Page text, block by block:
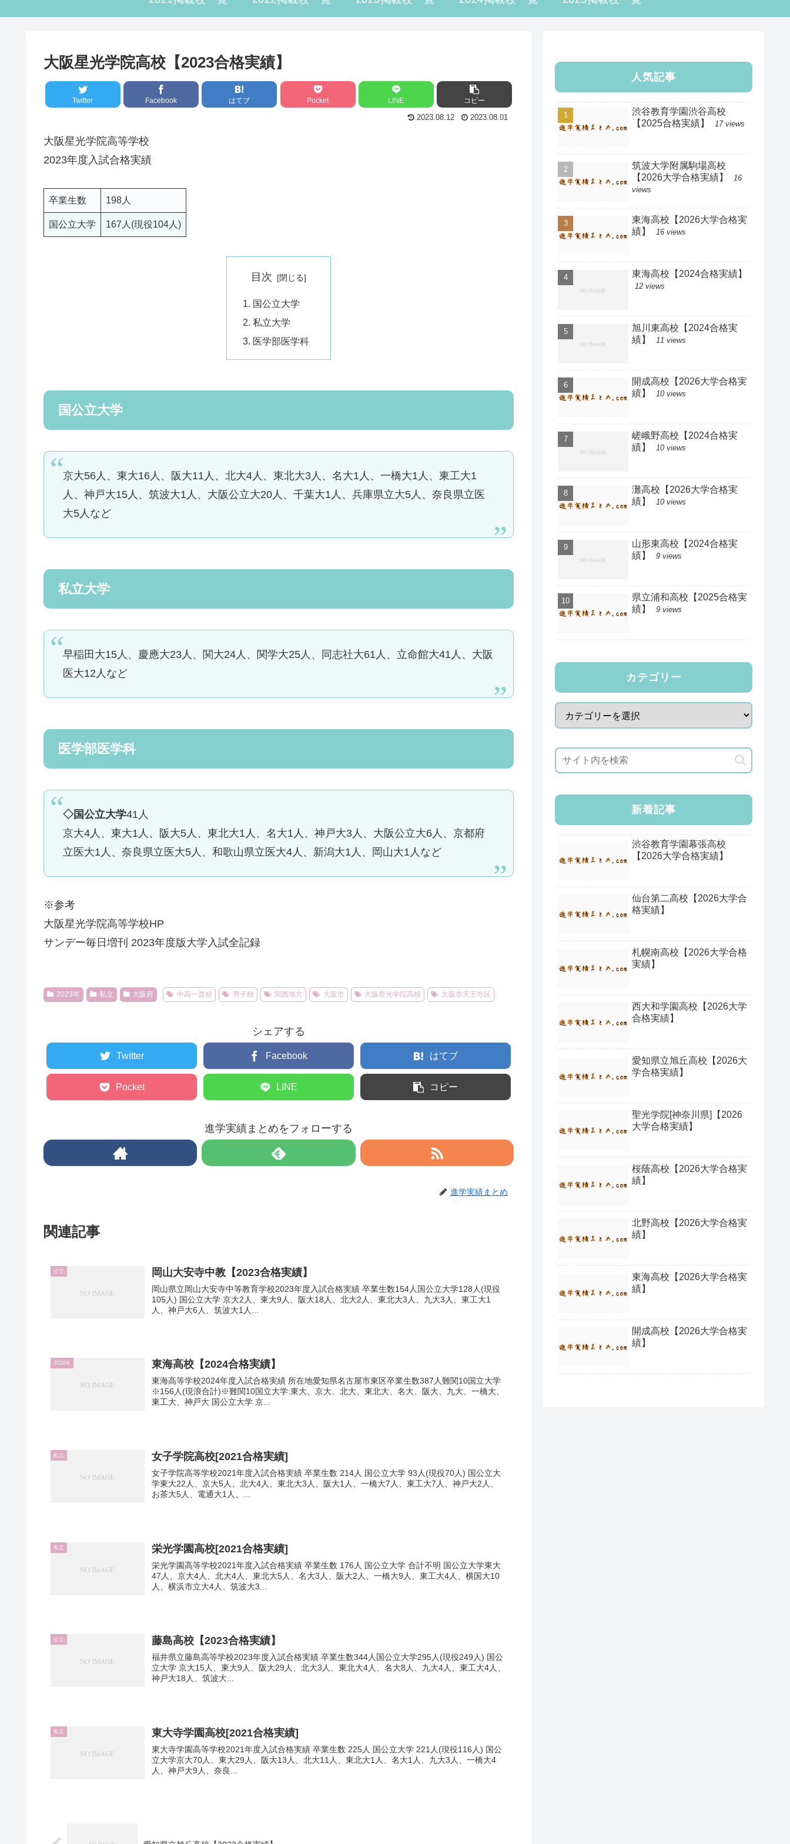
大阪星光学院高校【2023合格実績】
Twitter Facebook はてブ Pocket LINE コピー
2023.08.12 2023.08.01
大阪星光学院高等学校
2023年度入試合格実績
卒業生数 198人
国公立大学 167人(現役104人)
目次
国公立大学
私立大学
医学部医学科
国公立大学
京大56人、東大16人、阪大11人、北大4人、東北大3人、名大1人、一橋大1人、東工大1
人、神戸大15人、筑波大1人、大阪公立大20人、千葉大1人、兵庫県立大5人、奈良県立医
大5人など
私立大学
早稲田大15人、慶應大23人、関大24人、関学大25人、同志社大61人、立命館大41人、大阪
医大12人など
医学部医学科
◇国公立大学41人
京大4人、東大1人、阪大5人、東北大1人、名大1人、神戸大3人、大阪公立大6人、京都府
立医大1人、奈良県立医大5人、和歌山県立医大4人、新潟大1人、岡山大1人など
※参考
大阪星光学院高等学校HP
サンデー毎日増刊 2023年度版大学入試全記録
2023年 私立 大阪府 中高一貫校 男子校 関西地方 大阪市 大阪星光学院高校 大阪市天王寺区
シェアする
Twitter Facebook はてブ
Pocket LINE コピー
進学実績まとめをフォローする
進学実績まとめ
関連記事
公立 岡山大安寺中教【2023合格実績】
岡山県立岡山大安寺中等教育学校2023年度入試合格実績 卒業生数154人国公立大学128人(現役
105人) 国公立大学 京大2人、東大9人、阪大18人、北大2人、東北大3人、九大3人、東工大1
人、神戸大6人、筑波大1人...
2024年 東海高校【2024合格実績】
東海高等学校2024年度入試合格実績 所在地愛知県名古屋市東区卒業生数387人難関10国立大学
※156人(現浪合計)※難関10国立大学:東大、京大、北大、東北大、名大、阪大、九大、一橋大、
東工大、神戸大 国公立大学 京...
私立 女子学院高校[2021合格実績]
女子学院高等学校2021年度入試合格実績 卒業生数 214人 国公立大学 93人(現役70人) 国公立大
学東大22人、京大5人、北大4人、東北大3人、阪大1人、一橋大7人、東工大7人、神戸大2人、
お茶大5人、電通大1人、...
私立 栄光学園高校[2021合格実績]
栄光学園高等学校2021年度入試合格実績 卒業生数 176人 国公立大学 合計不明 国公立大学東大
47人、京大4人、北大4人、東北大5人、名大3人、阪大2人、一橋大9人、東工大4人、横国大10
人、横浜市立大4人、筑波大3...
公立 藤島高校【2023合格実績】
福井県立藤島高等学校2023年度入試合格実績 卒業生数344人国公立大学295人(現役249人) 国公
立大学 京大15人、東大9人、阪大29人、北大3人、東北大4人、名大8人、九大4人、東工大4人、
神戸大18人、筑波大...
私立 東大寺学園高校[2021合格実績]
東大寺学園高等学校2021年度入試合格実績 卒業生数 225人 国公立大学 221人(現役116人) 国公
立大学京大70人、東大29人、阪大13人、北大11人、東北大1人、名大1人、九大3人、一橋大4
人、神戸大9人、奈良...
人気記事
渋谷教育学園渋谷高校
【2025合格実績】
17 views
筑波大学附属駒場高校
【2026大学合格実績】
16
views
東海高校【2026大学合格実
績】
16 views
東海高校【2024合格実績】
12 views
旭川東高校【2024合格実
績】
11 views
開成高校【2026大学合格実
績】
10 views
嵯峨野高校【2024合格実
績】
10 views
灘高校【2026大学合格実
績】
10 views
山形東高校【2024合格実
績】
9 views
県立浦和高校【2025合格実
績】
9 views
カテゴリー
新着記事
渋谷教育学園幕張高校
【2026大学合格実績】
仙台第二高校【2026大学合
格実績】
札幌南高校【2026大学合格
実績】
西大和学園高校【2026大学
合格実績】
愛知県立旭丘高校【2026大
学合格実績】
聖光学院[神奈川県]【2026
大学合格実績】
桜蔭高校【2026大学合格実
績】
北野高校【2026大学合格実
績】
東海高校【2026大学合格実
績】
開成高校【2026大学合格実
績】